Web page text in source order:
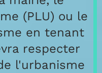
(PLU) ou le
en tenant
respecter
l'urbanisme